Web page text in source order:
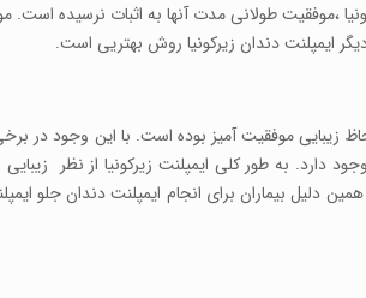
،موفقیت طولانی مدت آنها به اثبات نرسیده است.
ایمپلنت دندان زیرکونیا روش بهتریی است.
زیبایی موفقیت آمیز بوده است. با این وجود در
دارد. به طور کلی ایمپلنت زیرکونیا از نظر
بیماران برای انجام ایمپلنت دندان جلو